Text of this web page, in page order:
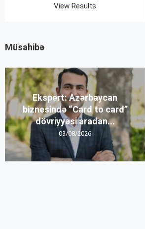
View Results
Müsahibə
Ekspert: Azərbaycan
biznesində “Card to card”
dövriyyəsi aradan...
03/08/2026